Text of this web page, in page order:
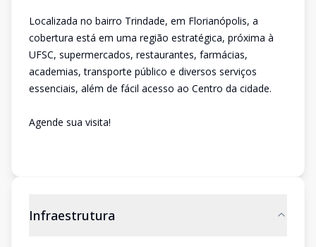
Localizada no bairro Trindade, em Florianópolis, a
cobertura está em uma região estratégica, próxima à
UFSC, supermercados, restaurantes, farmácias,
academias, transporte público e diversos serviços
essenciais, além de fácil acesso ao Centro da cidade.
Agende sua visita!
Infraestrutura